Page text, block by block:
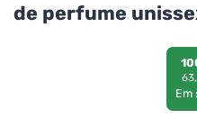
de perfume
Em